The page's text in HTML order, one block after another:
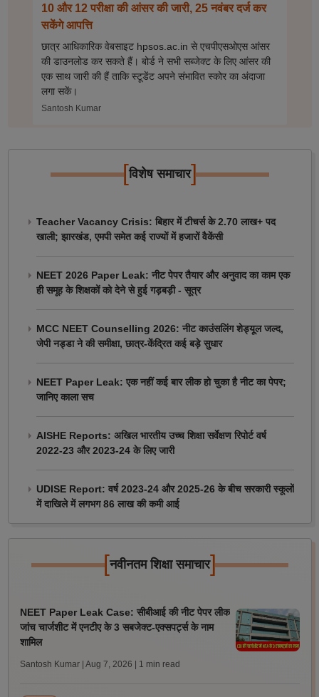
10 और 12 परीक्षा की आंसर की जारी, 25 नवंबर दर्ज कर
सकेंगे आपत्ति
छात्र आधिकारिक वेबसाइट hpsos.ac.in से एचपीएसओएस आंसर
की डाउनलोड कर सकते हैं। बोर्ड ने सभी सब्जेक्ट के लिए आंसर की
एक साथ जारी की हैं ताकि स्टूडेंट अपने संभावित स्कोर का अंदाजा
लगा सकें।
Santosh Kumar
[विशेष समाचार]
Teacher Vacancy Crisis: बिहार में टीचर्स के 2.70 लाख+ पद
खाली; झारखंड, एमपी समेत कई राज्यों में हजारों वैकेंसी
NEET 2026 Paper Leak: नीट पेपर तैयार और अनुवाद का काम एक
ही समूह के शिक्षकों को देने से हुई गड़बड़ी - सूत्र
MCC NEET Counselling 2026: नीट काउंसलिंग शेड्यूल जल्द,
जेपी नड्डा ने की समीक्षा, छात्र-केंद्रित कई बड़े सुधार
NEET Paper Leak: एक नहीं कई बार लीक हो चुका है नीट का पेपर;
जानिए काला सच
AISHE Reports: अखिल भारतीय उच्च शिक्षा सर्वेक्षण रिपोर्ट वर्ष
2022-23 और 2023-24 के लिए जारी
UDISE Report: वर्ष 2023-24 और 2025-26 के बीच सरकारी स्कूलों
में दाखिले में लगभग 86 लाख की कमी आई
[नवीनतम शिक्षा समाचार]
NEET Paper Leak Case: सीबीआई की नीट पेपर लीक
जांच चार्जशीट में एनटीए के 3 सबजेक्ट-एक्सपर्ट्स के नाम
शामिल
Santosh Kumar | Aug 7, 2026 | 1 min read